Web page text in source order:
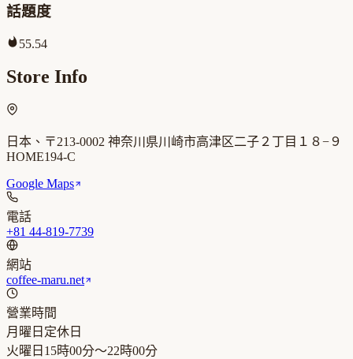
話題度
55.54
Store Info
日本、〒213-0002 神奈川県川崎市高津区二子２丁目１８−９
HOME194-C
Google Maps
電話
+81 44-819-7739
網站
coffee-maru.net
營業時間
月曜日 定休日
火曜日 15時00分～22時00分